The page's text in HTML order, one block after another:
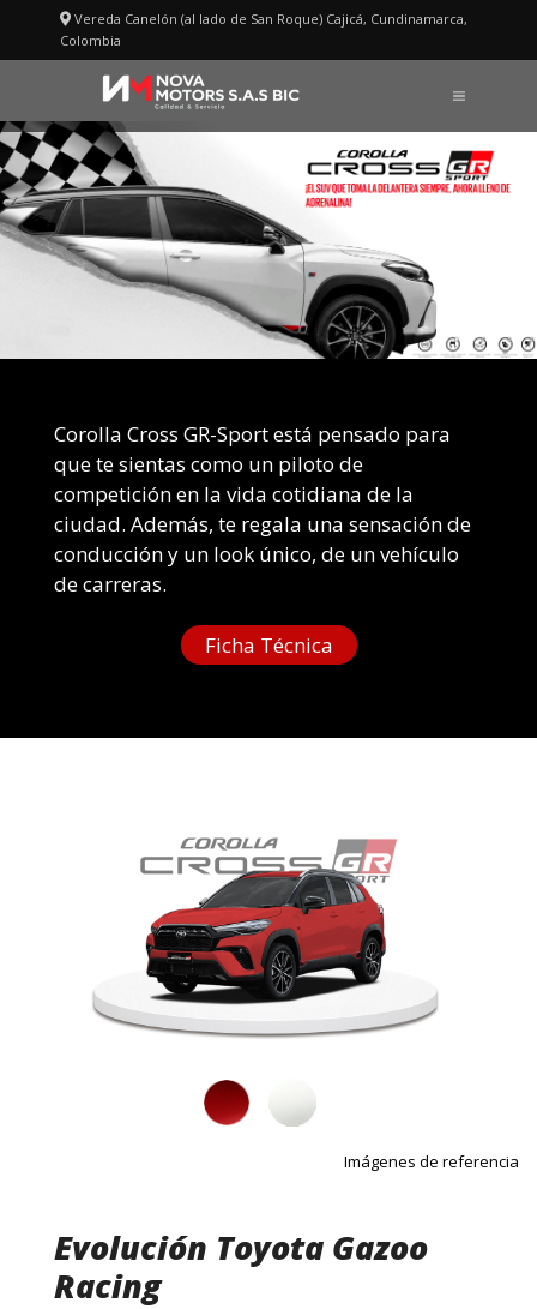
Vereda Canelón (al lado de San Roque) Cajicá, Cundinamarca,
Colombia
MENÚ
COROLLA CROSS GR-S
Corolla Cross GR-Sport está pensado para
que te sientas como un piloto de
competición en la vida cotidiana de la
ciudad. Además, te regala una sensación de
conducción y un look único, de un vehículo
de carreras.
Ficha Técnica
Imágenes de referencia
Evolución Toyota Gazoo
Racing